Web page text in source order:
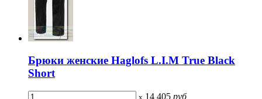
Брюки женские Haglofs L.I.M True Black
Short
x 14 405 руб